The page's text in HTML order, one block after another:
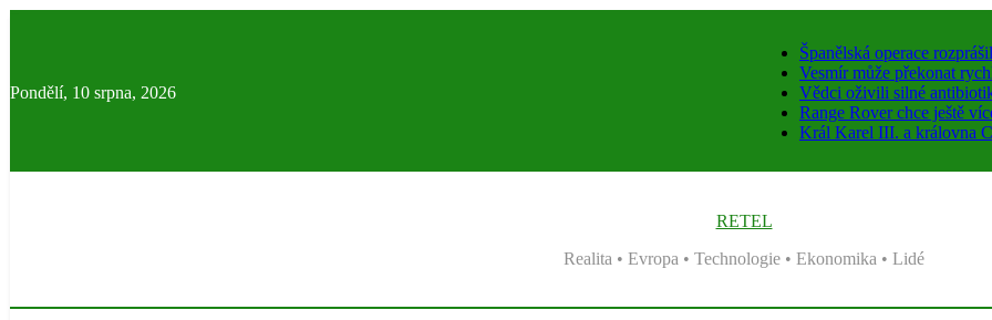
Pondělí, 10 srpna, 2026
Španělská operace
Vesmír může překonat
Vědci oživili silné
Range Rover chce ještě
Král Karel III. a královna
RETEL
Realita • Evropa • Technologie • Ekonomika • Lidé